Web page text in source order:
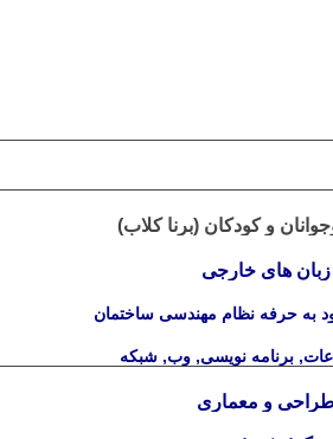
و کودکان (برنا کلاب)
زبان های خارجی
به حرفه نظام مهندسی ساختمان
برنامه نویسی, وب, شبکه
و معماری